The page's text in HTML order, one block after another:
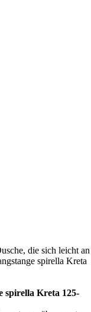
die sich leicht an
spirella Kreta
spirella Kreta 125-